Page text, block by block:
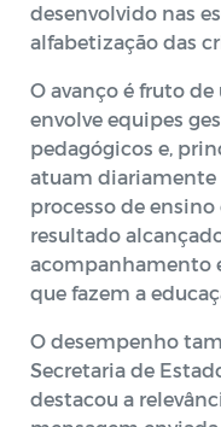
desenvolvido nas
alfabetização das
O avanço é fruto
envolve equipes
pedagógicos e,
atuam
processo de
resultado
acompanhamento
que fazem a
O desempenho
Secretaria de
destacou a